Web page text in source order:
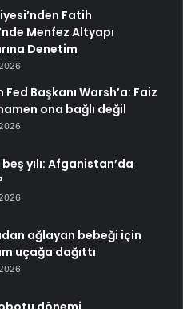
Fatih
Menfez Altyapı
Denetim
Fed Başkanı Warsh’a: Faiz
ona bağlı değil
beş yılı: Afganistan’da
ağlayan bebeği için
uçağa dağıttı